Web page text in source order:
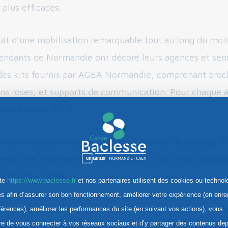
efficaces.
d’une mobilisation remarquable tout au long du
de Normandie ont décoré leurs agences et
kits fournis par AGEA Normandie, comprenant
roses, et supports de communication. Pour chaque
a versé 100 €.
remerciements particuliers à Thomas Buyssens,
Erbe, représentante du syndicat, pour leur
belle initiative.
collective, le projet TRIPLEX avance pour offrir de
https://www.baclesse.fr et nos partenaires utilisent des cookies ou
afin d’assurer son bon fonctionnement, améliorer votre expérience (en
améliorer les performances du site (en suivant vos actions), vous
de vous connecter à vos réseaux sociaux et d’y partager des contenus